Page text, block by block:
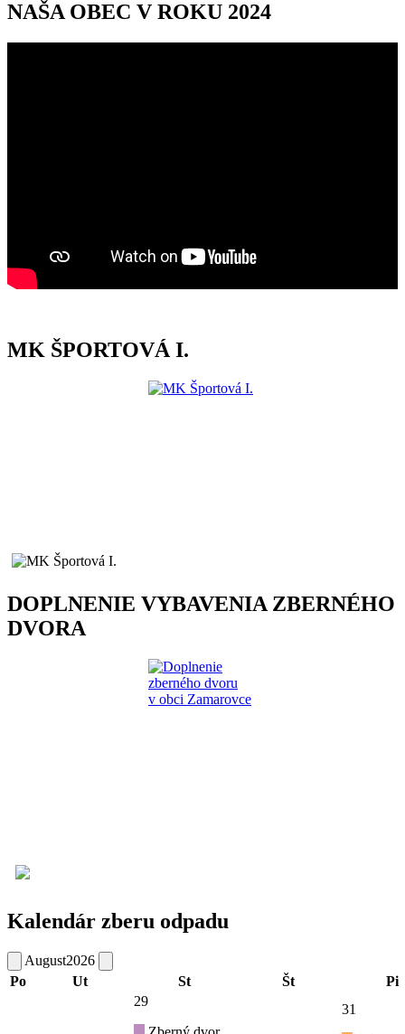
NAŠA OBEC V ROKU 2024
MK ŠPORTOVÁ I.
DOPLNENIE VYBAVENIA ZBERNÉHO
DVORA
Kalendár zberu odpadu
August2026
Po
Ut St Št Pi
29
31